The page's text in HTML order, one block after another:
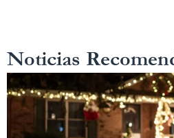
Noticias